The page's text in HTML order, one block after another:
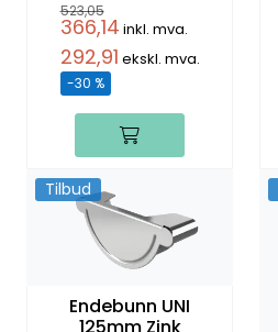
523,05
366,14 inkl. mva.
292,91 ekskl. mva.
-30 %
Tilbud
Endebunn UNI